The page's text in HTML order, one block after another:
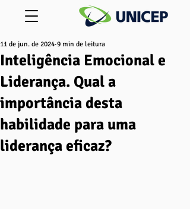
Inteligência Emocional e
Liderança. Qual a
importância desta
habilidade para uma
liderança eficaz?
11 de jun. de 2024 9 min de leitura